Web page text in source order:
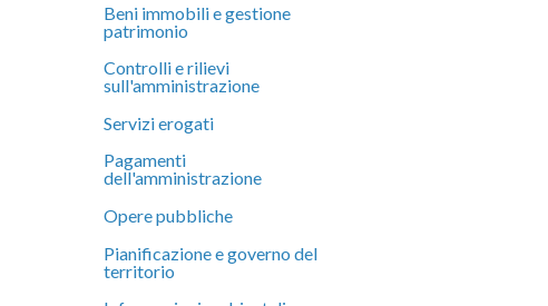
Beni immobili e gestione
patrimonio
Controlli e rilievi
sull'amministrazione
Servizi erogati
Pagamenti
dell'amministrazione
Opere pubbliche
Pianificazione e governo del
territorio